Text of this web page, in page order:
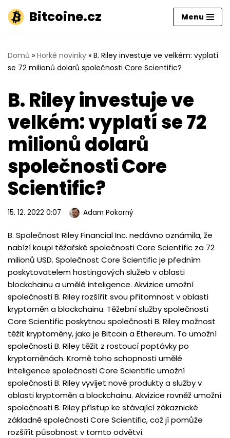
Přeskočit
obsah
Bitcoine.cz Menu
Domů » Horké novinky » B. Riley investuje ve velkém: vyplatí
se 72 milionů dolarů společnosti Core Scientific?
B. Riley investuje ve
velkém: vyplatí se 72
milionů dolarů
společnosti Core
Scientific?
15. 12. 2022 0:07 Adam Pokorný
B. Společnost Riley Financial Inc. nedávno oznámila, že
nabízí koupi těžařské společnosti Core Scientific za 72
milionů USD. Společnost Core Scientific je předním
poskytovatelem hostingových služeb v oblasti
blockchainu a umělé inteligence. Akvizice umožní
společnosti B. Riley rozšířit svou přítomnost v oblasti
kryptoměn a blockchainu. Těžební služby společnosti
Core Scientific poskytnou společnosti B. Riley možnost
těžit kryptoměny, jako je Bitcoin a Ethereum. To umožní
společnosti B. Riley těžit z rostoucí poptávky po
kryptoměnách. Kromě toho schopnosti umělé
inteligence společnosti Core Scientific umožní
společnosti B. Riley vyvíjet nové produkty a služby v
oblasti kryptoměn a blockchainu. Akvizice rovněž umožní
společnosti B. Riley přístup ke stávající zákaznické
základně společnosti Core Scientific, což jí pomůže
rozšířit působnost v tomto odvětví.